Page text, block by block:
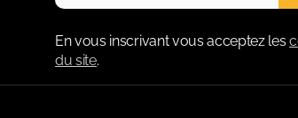
En vous inscrivant vous acceptez les
du site.